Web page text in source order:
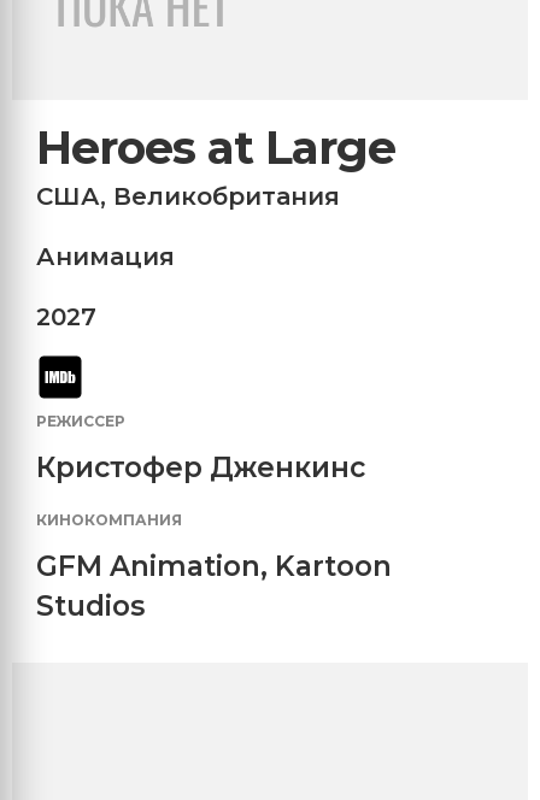
Heroes at Large
США, Великобритания
Анимация
2027
РЕЖИССЕР
Кристофер Дженкинс
КИНОКОМПАНИЯ
GFM Animation, Kartoon
Studios